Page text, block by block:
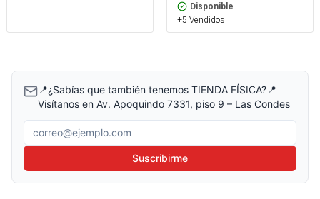
Disponible
+5 Vendidos
📍¿Sabías que también tenemos TIENDA FÍSICA?📍
Visítanos en Av. Apoquindo 7331, piso 9 – Las Condes
Correo electrónico
Suscribirme